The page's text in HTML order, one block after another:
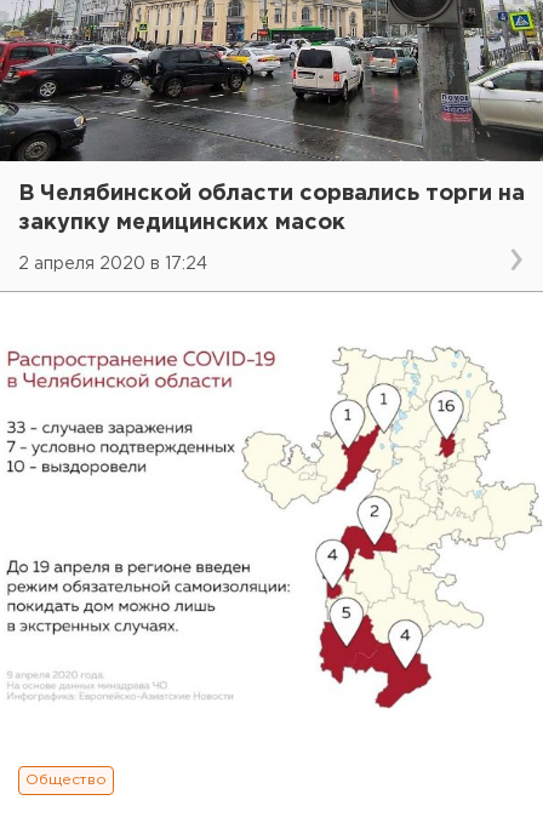
В Челябинской области сорвались торги на
закупку медицинских масок
2 апреля 2020 в 17:24
Общество